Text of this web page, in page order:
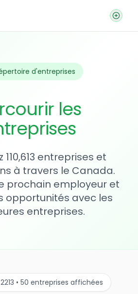
d'entreprises
les
110,613 entreprises et
à travers le Canada.
prochain employeur et
opportunités avec les
entreprises.
• 50 entreprises affichées